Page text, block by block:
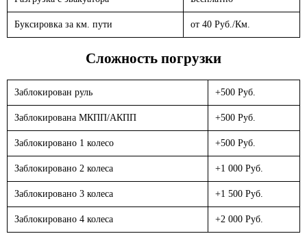
Буксировка за км. пути от 40 Руб./Км.
Сложность погрузки
Заблокирован руль +500 Руб.
Заблокирована МКПП/АКПП +500 Руб.
Заблокировано 1 колесо +500 Руб.
Заблокировано 2 колеса +1 000 Руб.
Заблокировано 3 колеса +1 500 Руб.
Заблокировано 4 колеса +2 000 Руб.